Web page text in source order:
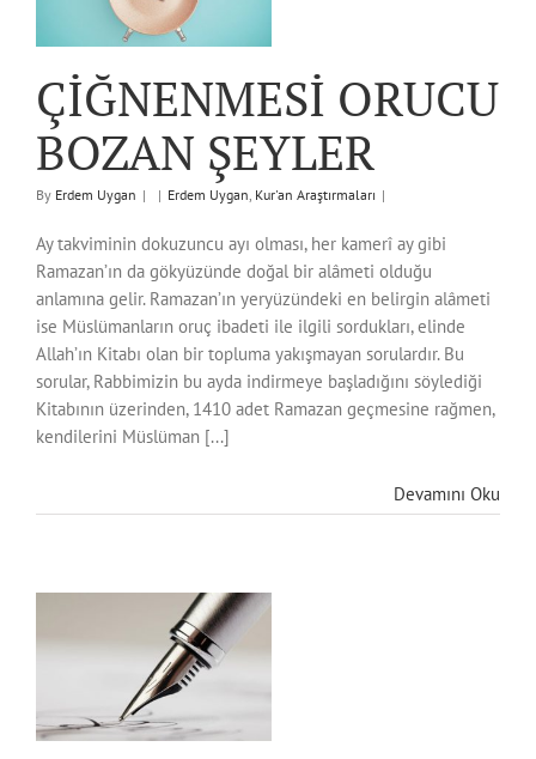
ÇİĞNENMESİ ORUCU
BOZAN ŞEYLER
By Erdem Uygan | | Erdem Uygan Kur'an Araştırmaları |
Ay takviminin dokuzuncu ayı olması, her kamerî ay gibi
Ramazan’ın da gökyüzünde doğal bir alâmeti olduğu
anlamına gelir. Ramazan’ın yeryüzündeki en belirgin alâmeti
ise Müslümanların oruç ibadeti ile ilgili sordukları, elinde
Allah’ın Kitabı olan bir topluma yakışmayan sorulardır. Bu
sorular, Rabbimizin bu ayda indirmeye başladığını söylediği
Kitabının üzerinden, 1410 adet Ramazan geçmesine rağmen,
kendilerini Müslüman [...]
Devamını Oku